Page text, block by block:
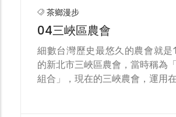
茶鄉漫步
04三峽區農會
細數台灣歷史最悠久的農會就是
的新北市三峽區農會，當時稱為
組合」，現在的三峽農會，運用